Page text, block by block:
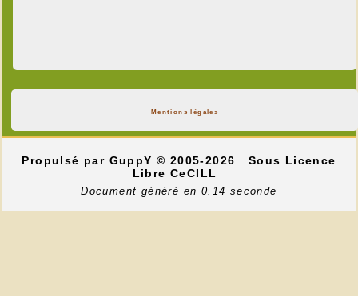
Mentions légales
Propulsé par GuppY© 2005-2026
Sous Licence
Libre CeCILL
Document généré en 0.14 seconde